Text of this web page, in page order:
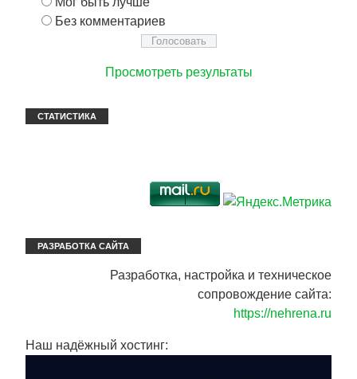
Без комментариев
Просмотреть результаты
СТАТИСТИКА
РАЗРАБОТКА САЙТА
Разработка, настройка и техническое
сопровождение сайта:
https://nehrena.ru
Наш надёжный хостинг: